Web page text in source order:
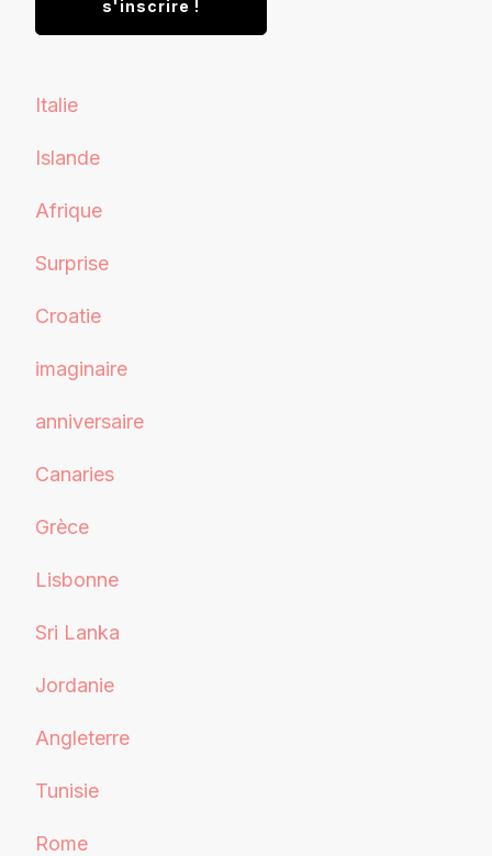
Italie
Islande
Afrique
Surprise
Croatie
imaginaire
anniversaire
Canaries
Grèce
Lisbonne
Sri Lanka
Jordanie
Angleterre
Tunisie
Rome